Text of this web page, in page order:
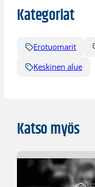
Kategoriat
Erotuomarit
Keskinen alue
Katso myös